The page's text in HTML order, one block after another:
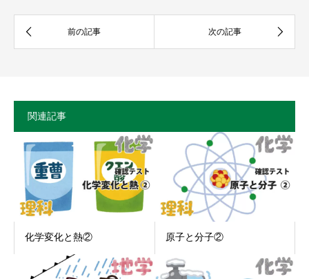
関連記事
化学変化と熱② 原子と分子②